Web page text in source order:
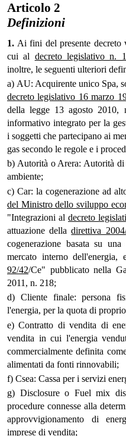
Articolo 2
Definizioni
1. Ai fini del presente
cui al decreto legislativo n.
inoltre, le seguenti ulteriori
a) AU: Acquirente unico Spa,
decreto legislativo 16 marzo
della legge 13 agosto
informativo integrato per la
i soggetti che partecipano ai
gas secondo le regole e i
b) Autorità o Arera: Autorità di
ambiente;
c) Car: la cogenerazione ad
del Ministro dello sviluppo
"Integrazioni al decreto
attuazione delladirettiva
cogenerazione basata su
mercato interno dell'energia,
92/42/Ce" pubblicato nella
2011, n. 218;
d) Cliente finale: persona
l'energia, per la quota di
e) Contratto di vendita di
vendita in cui l'energia
commercialmente definita
alimentati da fonti rinnovabili;
f) Csea: Cassa per i servizi
g) Disclosure o Fuel mix
procedure connesse alla
approvvigionamento di
imprese di vendita;